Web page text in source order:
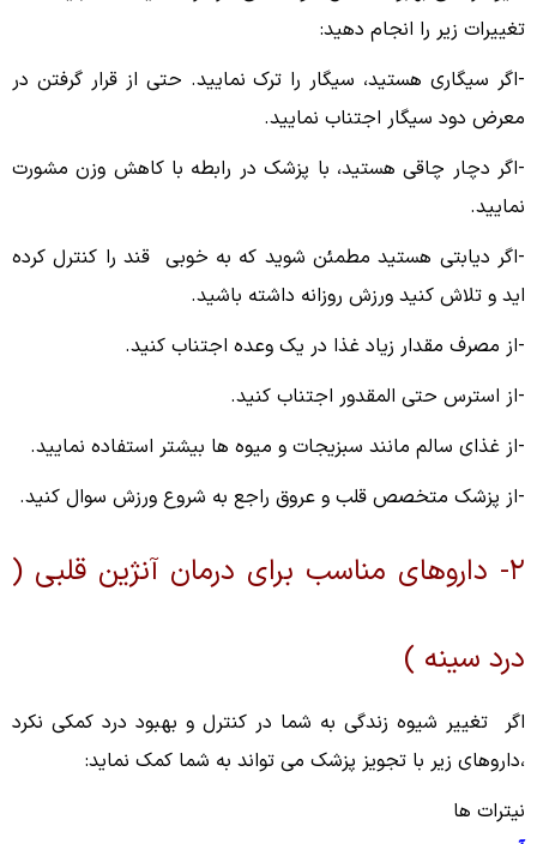
تغییرات زیر را انجام دهید:
-اگر سیگاری هستید، سیگار را ترک نمایید. حتی از قرار گرفتن در
معرض دود سیگار اجتناب نمایید.
-اگر دچار چاقی هستید، با پزشک در رابطه با کاهش وزن مشورت
نمایید.
-اگر دیابتی هستید مطمئن شوید که به خوبی قند را کنترل کرده
اید و تلاش کنید ورزش روزانه داشته باشید.
-از مصرف مقدار زیاد غذا در یک وعده اجتناب کنید.
-از استرس حتی المقدور اجتناب کنید.
-از غذای سالم مانند سبزیجات و میوه ها بیشتر استفاده نمایید.
-از پزشک متخصص قلب و عروق راجع به شروع ورزش سوال کنید.
۲- داروهای مناسب برای درمان آنژین قلبی (
درد سینه )
اگر تغییر شیوه زندگی به شما در کنترل و بهبود درد کمکی نکرد
،داروهای زیر با تجویز پزشک می تواند به شما کمک نماید:
نیترات ها